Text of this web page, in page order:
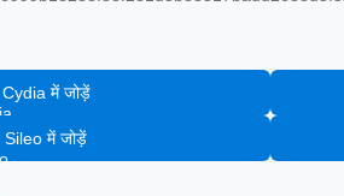
Cydia में जोड़ें
Sileo में जोड़ें